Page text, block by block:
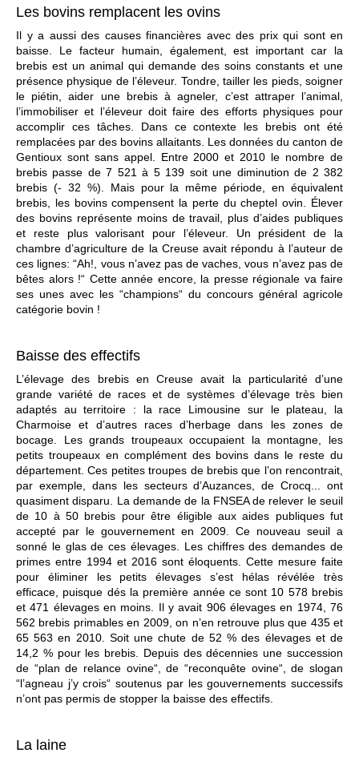
Les bovins remplacent les ovins
Il y a aussi des causes financières avec des prix qui sont en
baisse. Le facteur humain, également, est important car la
brebis est un animal qui demande des soins constants et une
présence physique de l’éleveur. Tondre, tailler les pieds, soigner
le piétin, aider une brebis à agneler, c’est attraper l’animal,
l’immobiliser et l’éleveur doit faire des efforts physiques pour
accomplir ces tâches. Dans ce contexte les brebis ont été
remplacées par des bovins allaitants. Les données du canton de
Gentioux sont sans appel. Entre 2000 et 2010 le nombre de
brebis passe de 7 521 à 5 139 soit une diminution de 2 382
brebis (- 32 %). Mais pour la même période, en équivalent
brebis, les bovins compensent la perte du cheptel ovin. Élever
des bovins représente moins de travail, plus d’aides publiques
et reste plus valorisant pour l’éleveur. Un président de la
chambre d’agriculture de la Creuse avait répondu à l’auteur de
ces lignes: “Ah!, vous n’avez pas de vaches, vous n’avez pas de
bêtes alors !“ Cette année encore, la presse régionale va faire
ses unes avec les “champions“ du concours général agricole
catégorie bovin !
Baisse des effectifs
L’élevage des brebis en Creuse avait la particularité d’une
grande variété de races et de systèmes d’élevage très bien
adaptés au territoire : la race Limousine sur le plateau, la
Charmoise et d’autres races d’herbage dans les zones de
bocage. Les grands troupeaux occupaient la montagne, les
petits troupeaux en complément des bovins dans le reste du
département. Ces petites troupes de brebis que l’on rencontrait,
par exemple, dans les secteurs d’Auzances, de Crocq... ont
quasiment disparu. La demande de la FNSEA de relever le seuil
de 10 à 50 brebis pour être éligible aux aides publiques fut
accepté par le gouvernement en 2009. Ce nouveau seuil a
sonné le glas de ces élevages. Les chiffres des demandes de
primes entre 1994 et 2016 sont éloquents. Cette mesure faite
pour éliminer les petits élevages s’est hélas révélée très
efficace, puisque dés la première année ce sont 10 578 brebis
et 471 élevages en moins. Il y avait 906 élevages en 1974, 76
562 brebis primables en 2009, on n’en retrouve plus que 435 et
65 563 en 2010. Soit une chute de 52 % des élevages et de
14,2 % pour les brebis. Depuis des décennies une succession
de “plan de relance ovine“, de “reconquête ovine“, de slogan
“l’agneau j’y crois“ soutenus par les gouvernements successifs
n’ont pas permis de stopper la baisse des effectifs.
La laine